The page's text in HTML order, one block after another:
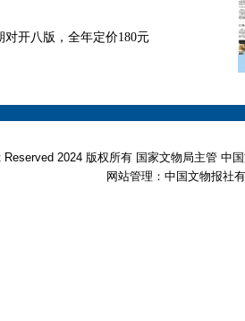
开八版，全年定价180元
Reserved 2024 版权所有 国家文物局主管
网站管理：中国文物报社